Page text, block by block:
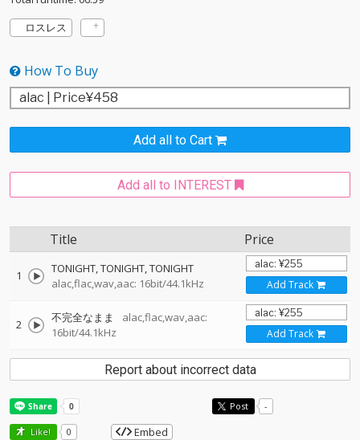
ロスレス
How To Buy
Add all to Cart
Add all to INTEREST
Title Price
1
TONIGHT, TONIGHT, TONIGHT
alac,flac,wav,aac: 16bit/44.1kHz
Add Track
2 不完全なまま
alac,flac,wav,aac:
16bit/44.1kHz
Add Track
Report about incorrect data
Post -
Like! 0 Embed